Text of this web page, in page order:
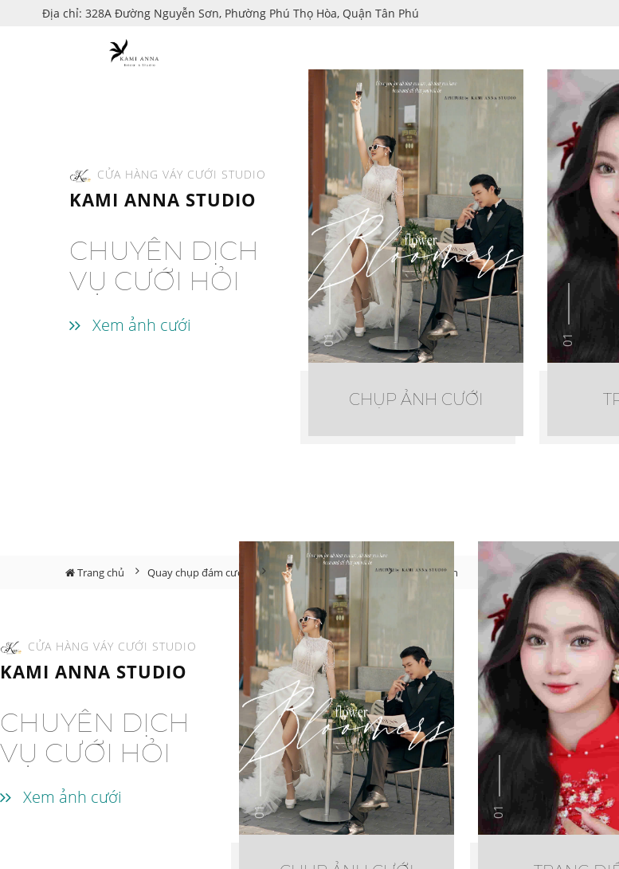
Địa chỉ: 328A Đường Nguyễn Sơn, Phường Phú Thọ Hòa, Quận Tân Phú
CỬA HÀNG VÁY CƯỚI STUDIO
KAMI ANNA STUDIO
CHUYÊN DỊCH
VỤ CƯỚI HỎI
Xem ảnh cưới
01
CHỤP ẢNH CƯỚI
01
Trang chủ Quay chụp đám cưới Chụp Phóng Sự Cưới Hồ & Duyên
CỬA HÀNG VÁY CƯỚI STUDIO
KAMI ANNA STUDIO
CHUYÊN DỊCH
VỤ CƯỚI HỎI
Xem ảnh cưới
01 01